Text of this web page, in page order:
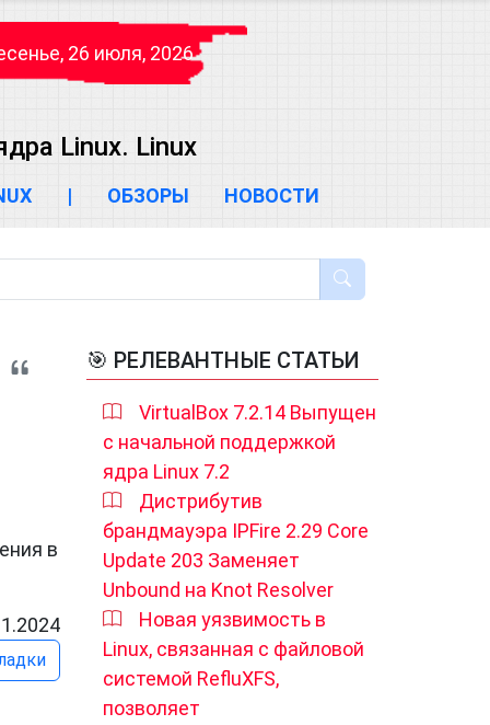
26 июля, 2026
Linux. Linux
| ОБЗОРЫ НОВОСТИ
в
🎯 РЕЛЕВАНТНЫЕ СТАТЬИ
VirtualBox 7.2.14 Выпущен
с начальной поддержкой
ядра Linux 7.2
Дистрибутив
брандмауэра IPFire 2.29 Core
Update 203 Заменяет
Unbound на Knot Resolver
Новая уязвимость в
Linux, связанная с файловой
системой RefluXFS,
позволяет